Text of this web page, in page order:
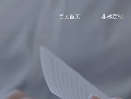
百灵首页 非标定制